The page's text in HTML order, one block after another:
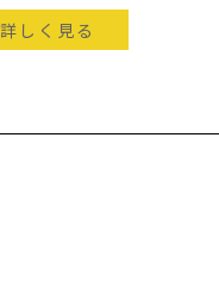
詳しく見る